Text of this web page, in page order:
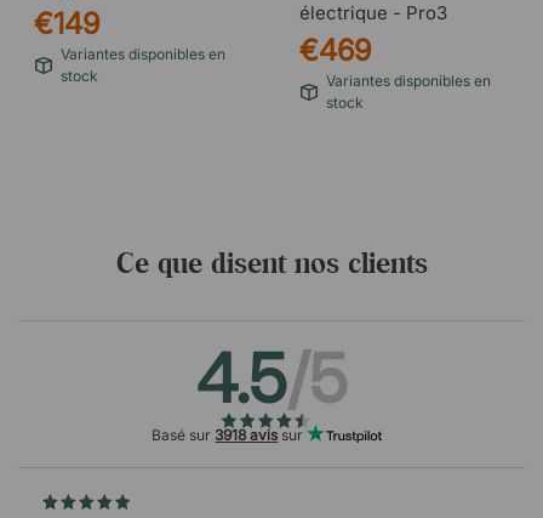
€149
Variantes disponibles en
stock
électrique - Pro3
€469
Variantes disponibles en
stock
Ce que disent nos clients
4.5/5
Basé sur 3918 avis sur